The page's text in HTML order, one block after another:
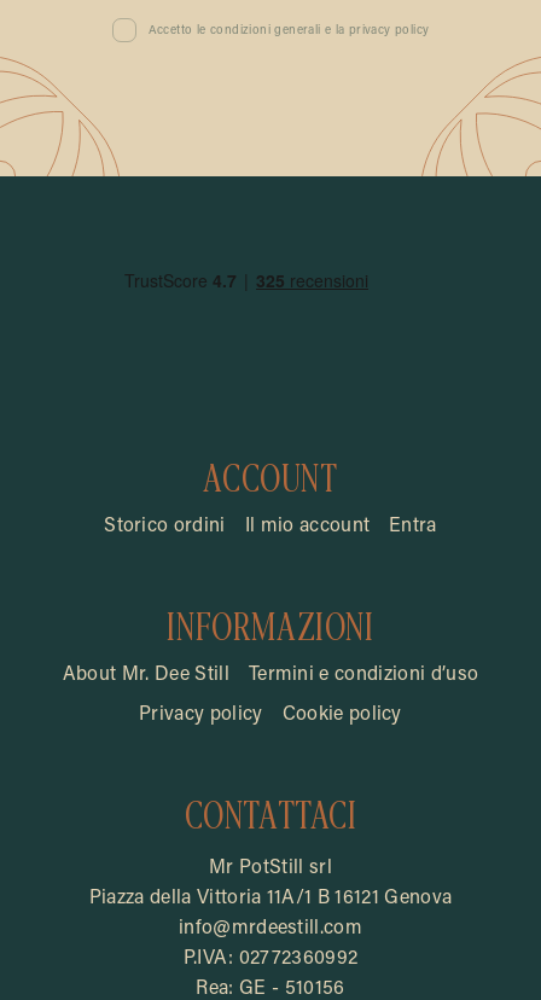
Accetto le condizioni generali e la privacy policy
ACCOUNT
Storico ordini Il mio account Entra
INFORMAZIONI
About Mr. Dee Still Termini e condizioni d’uso
Privacy policy Cookie policy
CONTATTACI
Mr PotStill srl
Piazza della Vittoria 11A/1 B 16121 Genova
info@mrdeestill.com
P.IVA: 02772360992
Rea: GE - 510156